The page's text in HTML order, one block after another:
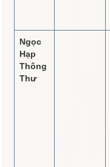
Ngọc
Hạp
Thông
Thư